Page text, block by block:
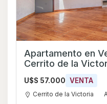
Apartamento en
Cerrito de la
U$S 57.000 VENTA
Cerrito de la Victoria